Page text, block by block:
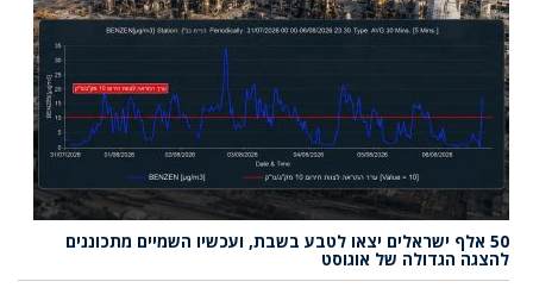
50 אלף ישראלים יצאו לטבע בשבת, ועכשיו השמיים מתכוננים
להצגה הגדולה של אוגוסט